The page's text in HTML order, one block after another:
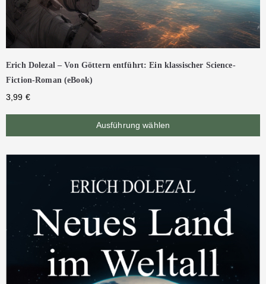
Erich Dolezal – Von Göttern entführt: Ein klassischer Science-
Fiction-Roman (eBook)
3,99 €
Ausführung wählen